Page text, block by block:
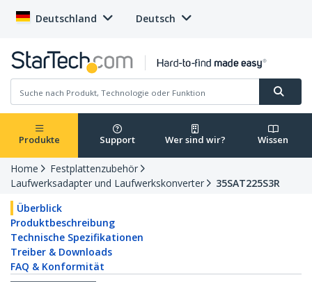
Deutschland Deutsch
Produkte Support Wer sind wir? Wissen
Home
Festplattenzubehör
Laufwerksadapter und Laufwerkskonverter
35SAT225S3R
Überblick
Produktbeschreibung
Technische Spezifikationen
Treiber & Downloads
FAQ & Konformität